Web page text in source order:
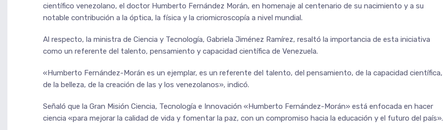
científico venezolano, el doctor Humberto Fernández Morán, en homenaje al centenario de su nacimiento y a su
notable contribución a la óptica, la física y la criomicroscopía a nivel mundial.
Al respecto, la ministra de Ciencia y Tecnología, Gabriela Jiménez Ramírez, resaltó la importancia de esta iniciativa
como un referente del talento, pensamiento y capacidad científica de Venezuela.
«Humberto Fernández-Morán es un ejemplar, es un referente del talento, del pensamiento, de la capacidad científica,
de la belleza, de la creación de las y los venezolanos», indicó.
Señaló que la Gran Misión Ciencia, Tecnología e Innovación «Humberto Fernández-Morán» está enfocada en hacer
ciencia «para mejorar la calidad de vida y fomentar la paz, con un compromiso hacia la educación y el futuro del país».